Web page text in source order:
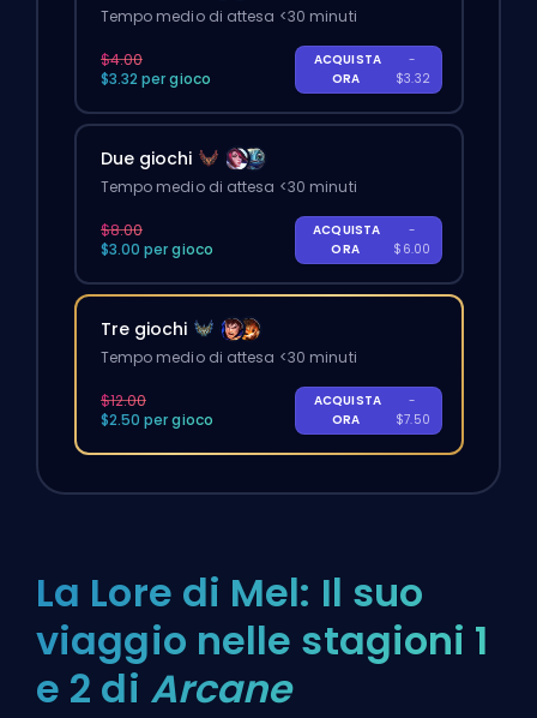
Tempo medio di attesa <30 minuti
$4.00
$3.32 per gioco
ACQUISTA
ORA
-
$3.32
Due giochi
Tempo medio di attesa <30 minuti
$8.00
$3.00 per gioco
ACQUISTA
ORA
-
$6.00
Tre giochi
Tempo medio di attesa <30 minuti
$12.00
$2.50 per gioco
ACQUISTA
ORA
-
$7.50
La Lore di Mel: Il suo
viaggio nelle stagioni 1
e 2 di Arcane